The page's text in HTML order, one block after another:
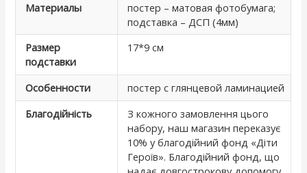
Материалы
постер – матовая фотобумага;
подставка – ДСП (4мм)
Размер
подставки
17*9 см
Особенности
постер с глянцевой ламинацией
Благодійність
З кожного замовлення цього
набору, наш магазин переказує
10% у благодійний фонд «Діти
Героїв». Благодійний фонд, що